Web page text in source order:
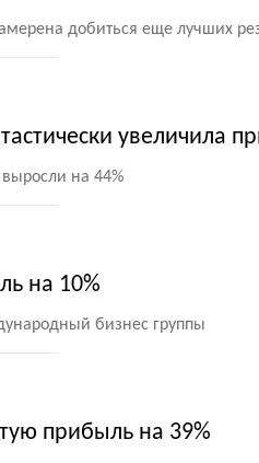
добиться еще лучших
увеличила
на 44%
на 10%
бизнес группы
прибыль на 39%